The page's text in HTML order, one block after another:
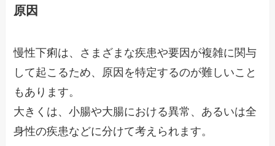
原因
慢性下痢は、さまざまな疾患や要因が複雑に関与
して起こるため、原因を特定するのが難しいこと
もあります。
大きくは、小腸や大腸における異常、あるいは全
身性の疾患などに分けて考えられます。